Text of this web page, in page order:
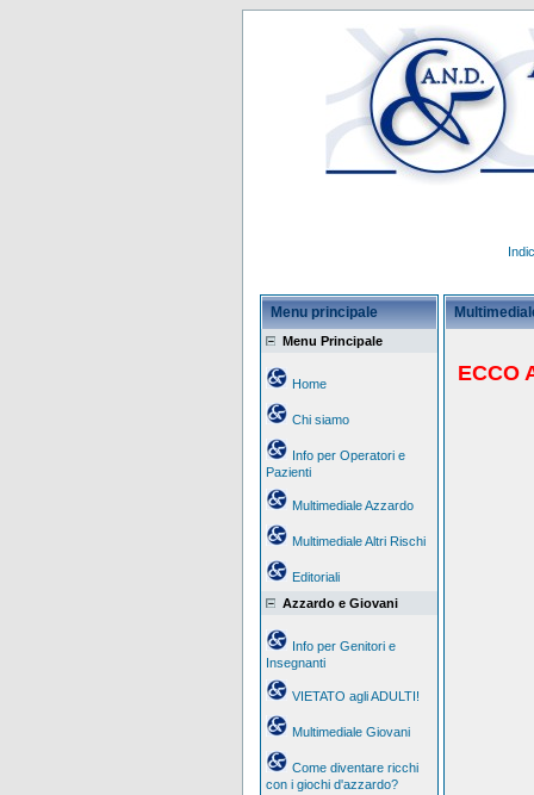
Menu principale
Menu Principale
Home
Chi siamo
Info per Operatori e
Pazienti
Multimediale Azzardo
Multimediale Altri Rischi
Editoriali
Azzardo e Giovani
Info per Genitori e
Insegnanti
VIETATO agli ADULTI!
Multimediale Giovani
Come diventare ricchi
con i giochi d'azzardo?
ECCO